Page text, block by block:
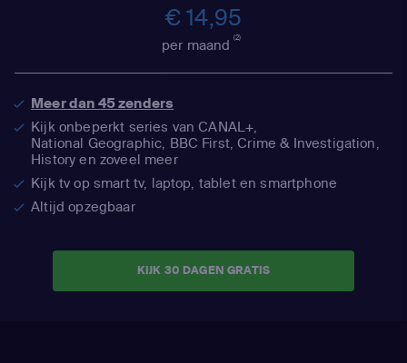
€ 14,95
per maand(2)
Meer dan 45 zenders
Kijk onbeperkt series van CANAL+,
National Geographic, BBC First, Crime & Investigation,
History en zoveel meer
Kijk tv op smart tv, laptop, tablet en smartphone
Altijd opzegbaar
KIJK 30 DAGEN GRATIS